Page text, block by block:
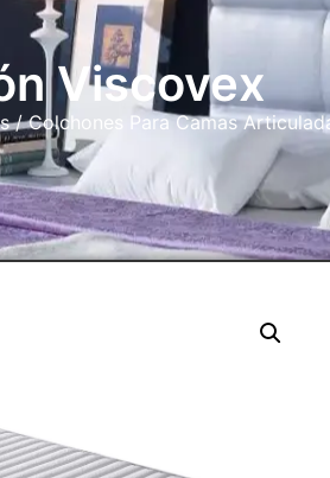
Viscovex
/Colchones Para Camas